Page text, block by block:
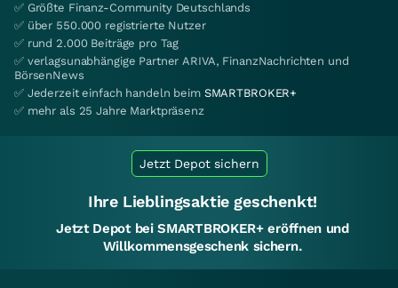
✅ Größte Finanz-Community Deutschlands
✅ über 550.000 registrierte Nutzer
✅ rund 2.000 Beiträge pro Tag
✅ verlagsunabhängige Partner ARIVA, FinanzNachrichten und
BörsenNews
✅ Jederzeit einfach handeln beim SMARTBROKER+
✅ mehr als 25 Jahre Marktpräsenz
Jetzt Depot sichern
Ihre Lieblingsaktie geschenkt!
Jetzt Depot bei SMARTBROKER+ eröffnen und
Willkommensgeschenk sichern.